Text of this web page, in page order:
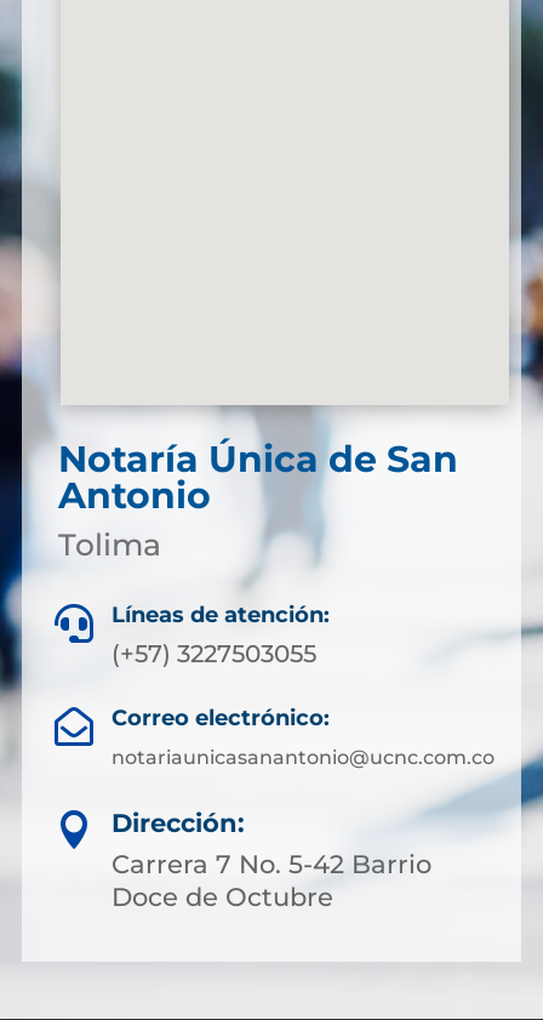
Notaría Única de San
Antonio
Tolima
 Líneas de atención:
(+57) 3227503055
 Correo electrónico:
notariaunicasanantonio@ucnc.com.co

Dirección:
Carrera 7 No. 5-42 Barrio
Doce de Octubre